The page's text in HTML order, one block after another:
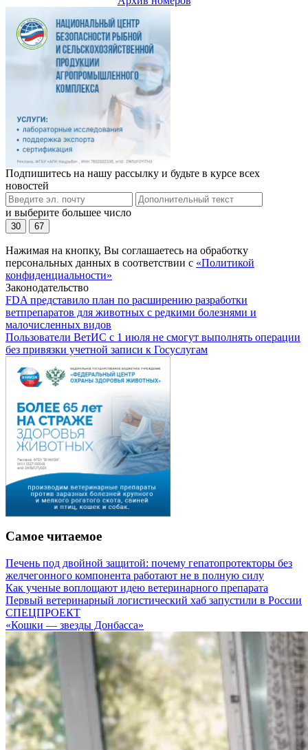
Подпишитесь на нашу рассылку и будьте в курсе всех
новостей
и выберите большее число
30 67
Нажимая на кнопку, Вы соглашаетесь на обработку
персональных данных в соответствии с «Политикой
конфиденциальности»
Законодательство
FDA представило план по расширению разработки
ветпрепаратов для животных с редкими болезнями и
малочисленных видов
Пользователи ВетИС с 1 июля не смогут выполнять операции
без привязки учетной записи к Госуслугам
Самое читаемое
Печень под двойной защитой: почему гепатопротекторы без
желчегонного компонента работают не в полную силу
Как ученые воплощают идею ветеринарного препарата
Первый ветеринарный логистический хаб запустили в России
СПЕЦПРОЕКТ
«Кошки — звезды Донбасса»